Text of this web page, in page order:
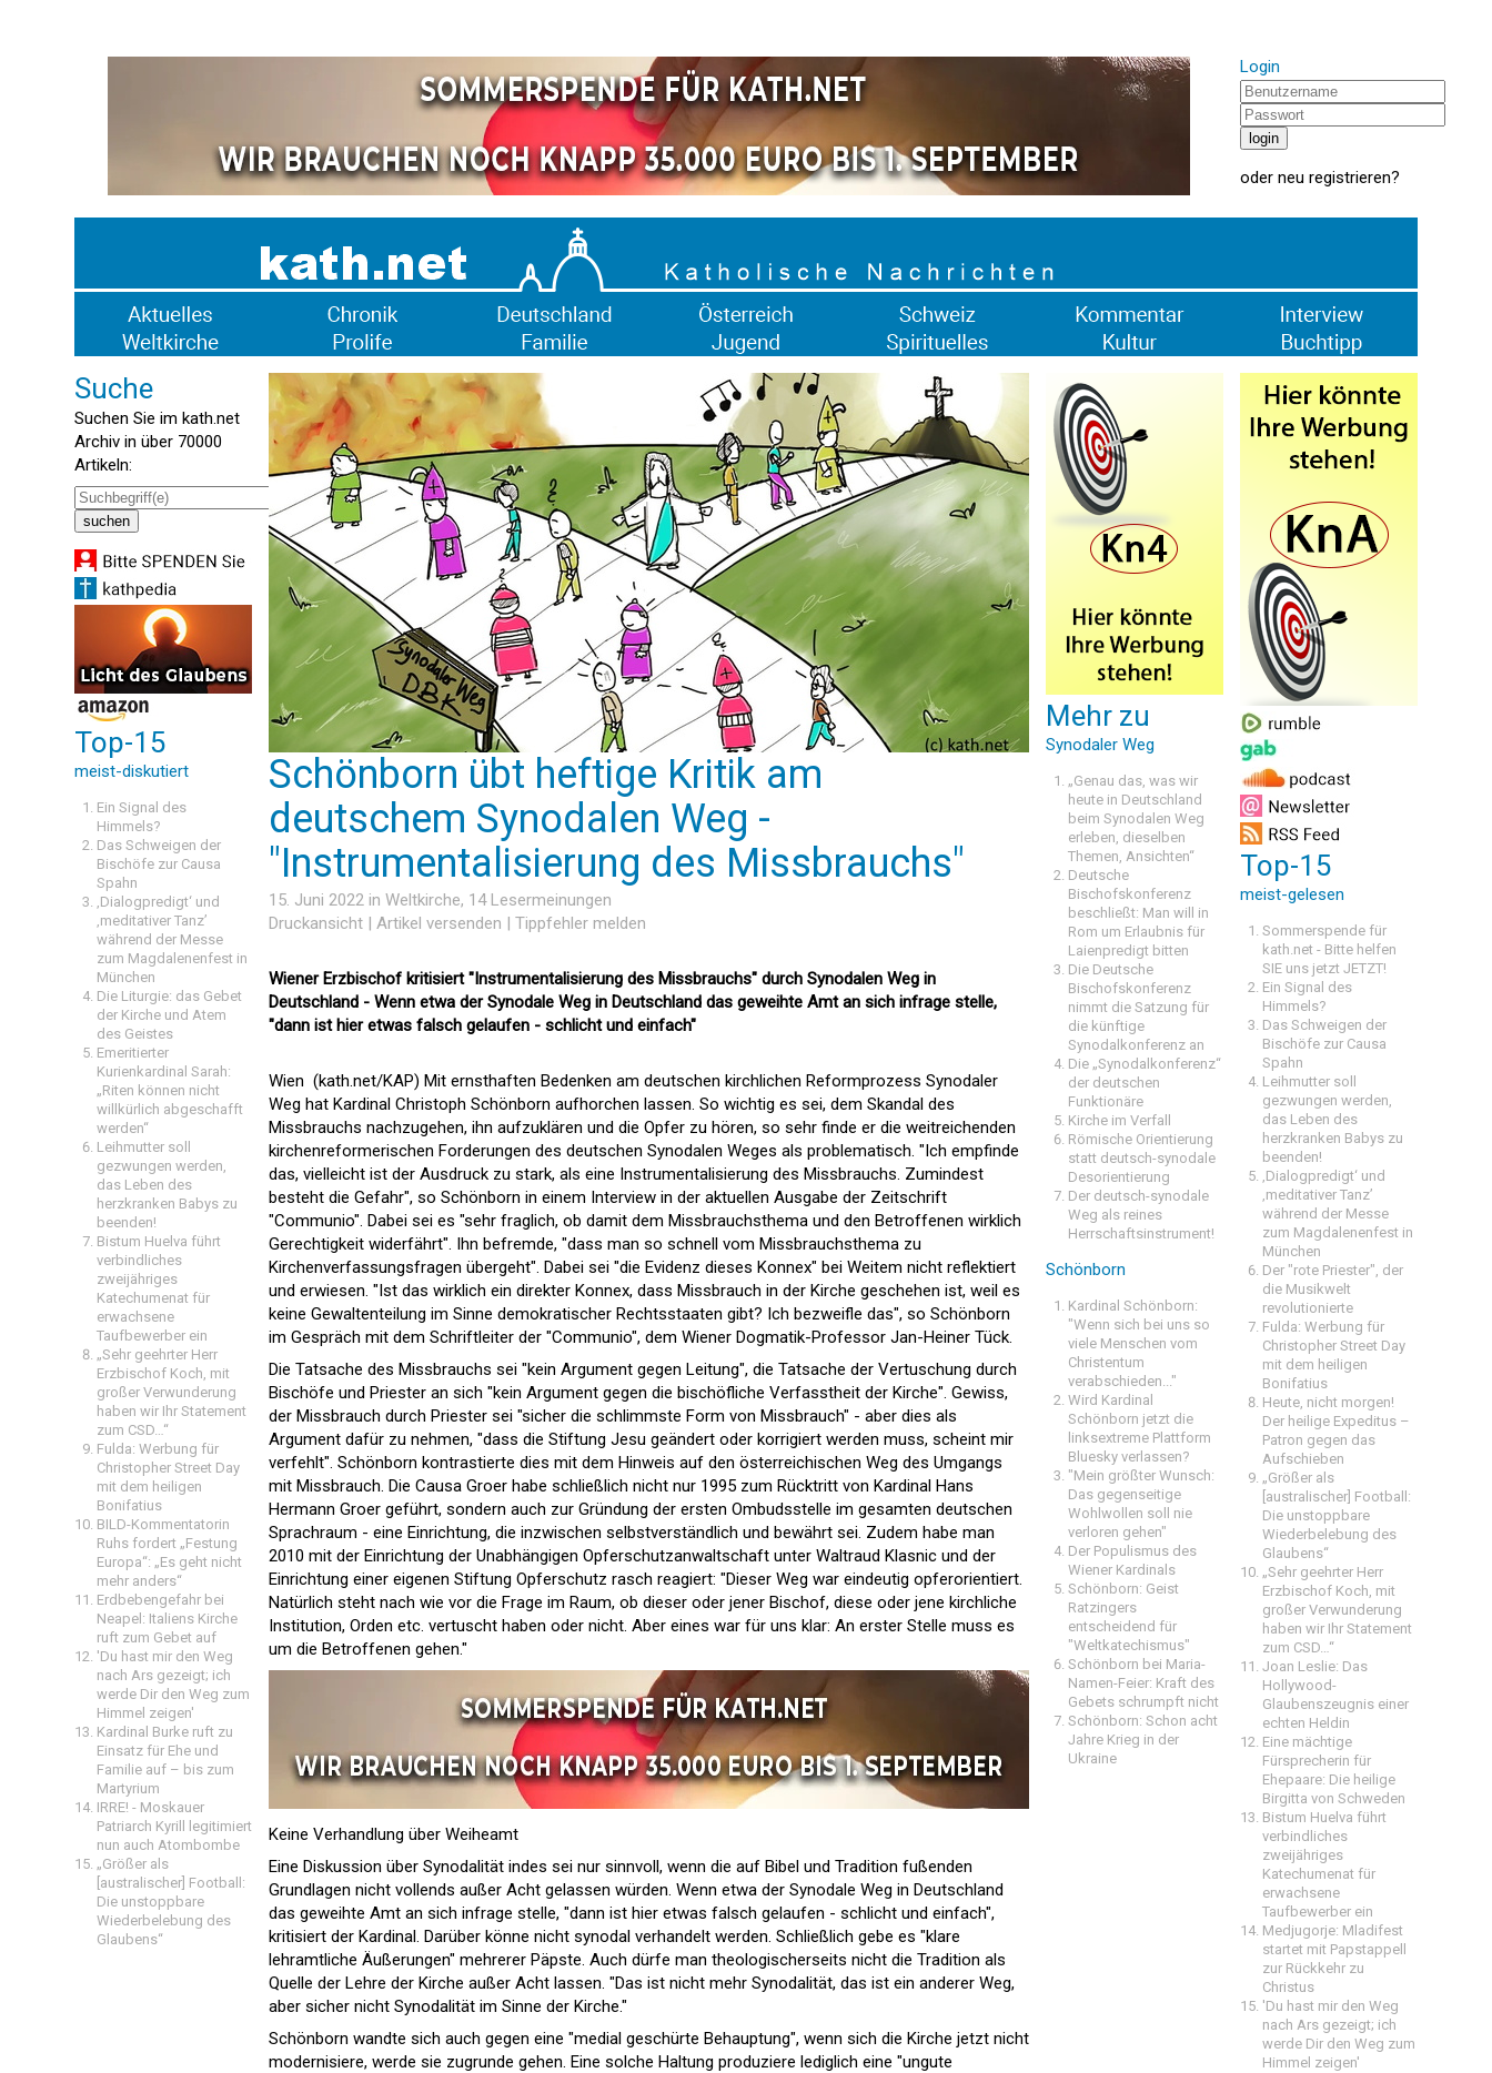
Login
oder neu registrieren?
Suche
Suchen Sie im kath.net
Archiv in über 70000
Artikeln:
Top-15
meist-diskutiert
Ein Signal des
Himmels?
Das Schweigen der
Bischöfe zur Causa
Spahn
‚Dialogpredigt‘ und
‚meditativer Tanz’
während der Messe
zum Magdalenenfest in
München
Die Liturgie: das Gebet
der Kirche und Atem
des Geistes
Emeritierter
Kurienkardinal Sarah:
„Riten können nicht
willkürlich abgeschafft
werden“
Leihmutter soll
gezwungen werden,
das Leben des
herzkranken Babys zu
beenden!
Bistum Huelva führt
verbindliches
zweijähriges
Katechumenat für
erwachsene
Taufbewerber ein
„Sehr geehrter Herr
Erzbischof Koch, mit
großer Verwunderung
haben wir Ihr Statement
zum CSD…“
Fulda: Werbung für
Christopher Street Day
mit dem heiligen
Bonifatius
BILD-Kommentatorin
Ruhs fordert „Festung
Europa“: „Es geht nicht
mehr anders“
Erdbebengefahr bei
Neapel: Italiens Kirche
ruft zum Gebet auf
'Du hast mir den Weg
nach Ars gezeigt; ich
werde Dir den Weg zum
Himmel zeigen'
Kardinal Burke ruft zu
Einsatz für Ehe und
Familie auf – bis zum
Martyrium
IRRE! - Moskauer
Patriarch Kyrill legitimiert
nun auch Atombombe
„Größer als
[australischer] Football:
Die unstoppbare
Wiederbelebung des
Glaubens“
Schönborn übt heftige Kritik am
deutschem Synodalen Weg -
"Instrumentalisierung des Missbrauchs"
15. Juni 2022 in Weltkirche, 14 Lesermeinungen
Druckansicht | Artikel versenden | Tippfehler melden
Wiener Erzbischof kritisiert "Instrumentalisierung des Missbrauchs" durch Synodalen Weg in
Deutschland - Wenn etwa der Synodale Weg in Deutschland das geweihte Amt an sich infrage stelle,
"dann ist hier etwas falsch gelaufen - schlicht und einfach"
Wien (kath.net/KAP) Mit ernsthaften Bedenken am deutschen kirchlichen Reformprozess Synodaler
Weg hat Kardinal Christoph Schönborn aufhorchen lassen. So wichtig es sei, dem Skandal des
Missbrauchs nachzugehen, ihn aufzuklären und die Opfer zu hören, so sehr finde er die weitreichenden
kirchenreformerischen Forderungen des deutschen Synodalen Weges als problematisch. "Ich empfinde
das, vielleicht ist der Ausdruck zu stark, als eine Instrumentalisierung des Missbrauchs. Zumindest
besteht die Gefahr", so Schönborn in einem Interview in der aktuellen Ausgabe der Zeitschrift
"Communio". Dabei sei es "sehr fraglich, ob damit dem Missbrauchsthema und den Betroffenen wirklich
Gerechtigkeit widerfährt". Ihn befremde, "dass man so schnell vom Missbrauchsthema zu
Kirchenverfassungsfragen übergeht". Dabei sei "die Evidenz dieses Konnex" bei Weitem nicht reflektiert
und erwiesen. "Ist das wirklich ein direkter Konnex, dass Missbrauch in der Kirche geschehen ist, weil es
keine Gewaltenteilung im Sinne demokratischer Rechtsstaaten gibt? Ich bezweifle das", so Schönborn
im Gespräch mit dem Schriftleiter der "Communio", dem Wiener Dogmatik-Professor Jan-Heiner Tück.
Die Tatsache des Missbrauchs sei "kein Argument gegen Leitung", die Tatsache der Vertuschung durch
Bischöfe und Priester an sich "kein Argument gegen die bischöfliche Verfasstheit der Kirche". Gewiss,
der Missbrauch durch Priester sei "sicher die schlimmste Form von Missbrauch" - aber dies als
Argument dafür zu nehmen, "dass die Stiftung Jesu geändert oder korrigiert werden muss, scheint mir
verfehlt". Schönborn kontrastierte dies mit dem Hinweis auf den österreichischen Weg des Umgangs
mit Missbrauch. Die Causa Groer habe schließlich nicht nur 1995 zum Rücktritt von Kardinal Hans
Hermann Groer geführt, sondern auch zur Gründung der ersten Ombudsstelle im gesamten deutschen
Sprachraum - eine Einrichtung, die inzwischen selbstverständlich und bewährt sei. Zudem habe man
2010 mit der Einrichtung der Unabhängigen Opferschutzanwaltschaft unter Waltraud Klasnic und der
Einrichtung einer eigenen Stiftung Opferschutz rasch reagiert: "Dieser Weg war eindeutig opferorientiert.
Natürlich steht nach wie vor die Frage im Raum, ob dieser oder jener Bischof, diese oder jene kirchliche
Institution, Orden etc. vertuscht haben oder nicht. Aber eines war für uns klar: An erster Stelle muss es
um die Betroffenen gehen."
Keine Verhandlung über Weiheamt
Eine Diskussion über Synodalität indes sei nur sinnvoll, wenn die auf Bibel und Tradition fußenden
Grundlagen nicht vollends außer Acht gelassen würden. Wenn etwa der Synodale Weg in Deutschland
das geweihte Amt an sich infrage stelle, "dann ist hier etwas falsch gelaufen - schlicht und einfach",
kritisiert der Kardinal. Darüber könne nicht synodal verhandelt werden. Schließlich gebe es "klare
lehramtliche Äußerungen" mehrerer Päpste. Auch dürfe man theologischerseits nicht die Tradition als
Quelle der Lehre der Kirche außer Acht lassen. "Das ist nicht mehr Synodalität, das ist ein anderer Weg,
aber sicher nicht Synodalität im Sinne der Kirche."
Schönborn wandte sich auch gegen eine "medial geschürte Behauptung", wenn sich die Kirche jetzt nicht
modernisiere, werde sie zugrunde gehen. Eine solche Haltung produziere lediglich eine "ungute
Mehr zu
Synodaler Weg
„Genau das, was wir
heute in Deutschland
beim Synodalen Weg
erleben, dieselben
Themen, Ansichten“
Deutsche
Bischofskonferenz
beschließt: Man will in
Rom um Erlaubnis für
Laienpredigt bitten
Die Deutsche
Bischofskonferenz
nimmt die Satzung für
die künftige
Synodalkonferenz an
Die „Synodalkonferenz“
der deutschen
Funktionäre
Kirche im Verfall
Römische Orientierung
statt deutsch-synodale
Desorientierung
Der deutsch-synodale
Weg als reines
Herrschaftsinstrument!
Schönborn
Kardinal Schönborn:
"Wenn sich bei uns so
viele Menschen vom
Christentum
verabschieden..."
Wird Kardinal
Schönborn jetzt die
linksextreme Plattform
Bluesky verlassen?
"Mein größter Wunsch:
Das gegenseitige
Wohlwollen soll nie
verloren gehen"
Der Populismus des
Wiener Kardinals
Schönborn: Geist
Ratzingers
entscheidend für
"Weltkatechismus"
Schönborn bei Maria-
Namen-Feier: Kraft des
Gebets schrumpft nicht
Schönborn: Schon acht
Jahre Krieg in der
Ukraine
Top-15
meist-gelesen
Sommerspende für
kath.net - Bitte helfen
SIE uns jetzt JETZT!
Ein Signal des
Himmels?
Das Schweigen der
Bischöfe zur Causa
Spahn
Leihmutter soll
gezwungen werden,
das Leben des
herzkranken Babys zu
beenden!
‚Dialogpredigt‘ und
‚meditativer Tanz’
während der Messe
zum Magdalenenfest in
München
Der "rote Priester", der
die Musikwelt
revolutionierte
Fulda: Werbung für
Christopher Street Day
mit dem heiligen
Bonifatius
Heute, nicht morgen!
Der heilige Expeditus –
Patron gegen das
Aufschieben
„Größer als
[australischer] Football:
Die unstoppbare
Wiederbelebung des
Glaubens“
„Sehr geehrter Herr
Erzbischof Koch, mit
großer Verwunderung
haben wir Ihr Statement
zum CSD…“
Joan Leslie: Das
Hollywood-
Glaubenszeugnis einer
echten Heldin
Eine mächtige
Fürsprecherin für
Ehepaare: Die heilige
Birgitta von Schweden
Bistum Huelva führt
verbindliches
zweijähriges
Katechumenat für
erwachsene
Taufbewerber ein
Medjugorje: Mladifest
startet mit Papstappell
zur Rückkehr zu
Christus
'Du hast mir den Weg
nach Ars gezeigt; ich
werde Dir den Weg zum
Himmel zeigen'